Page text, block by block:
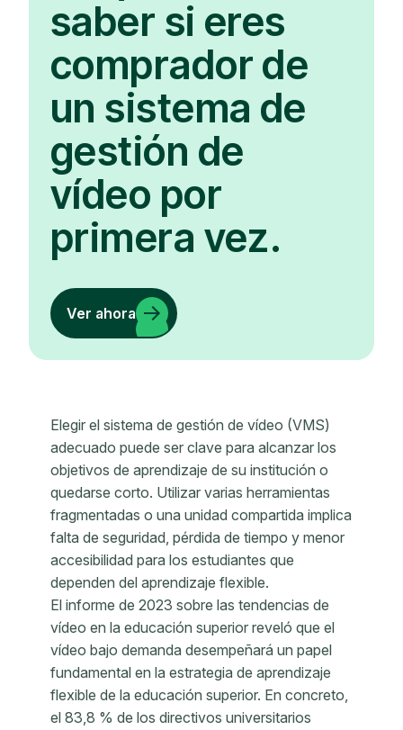
saber si eres
comprador de
un sistema de
gestión de
vídeo por
primera vez.
Ver ahora
Elegir el sistema de gestión de vídeo (VMS)
adecuado puede ser clave para alcanzar los
objetivos de aprendizaje de su institución o
quedarse corto. Utilizar varias herramientas
fragmentadas o una unidad compartida implica
falta de seguridad, pérdida de tiempo y menor
accesibilidad para los estudiantes que
dependen del aprendizaje flexible.
El informe de 2023 sobre las tendencias de
vídeo en la educación superior reveló que el
vídeo bajo demanda desempeñará un papel
fundamental en la estrategia de aprendizaje
flexible de la educación superior. En concreto,
el 83,8 % de los directivos universitarios